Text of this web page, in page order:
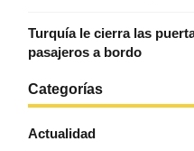
Turquía le cierra las
pasajeros a bordo
Categorías
Actualidad